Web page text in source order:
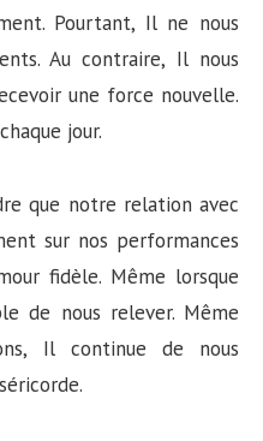
Pourtant, Il ne nous
Au contraire, Il nous
une force nouvelle.
jour.
que notre relation avec
sur nos performances
fidèle. Même lorsque
de nous relever. Même
Il continue de nous